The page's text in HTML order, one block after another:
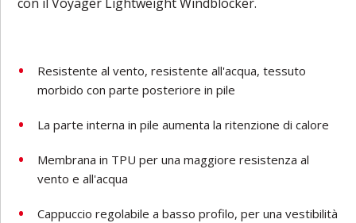
Resistente al vento, resistente all'acqua, tessuto
morbido con parte posteriore in pile
La parte interna in pile aumenta la ritenzione di calore
Membrana in TPU per una maggiore resistenza al
vento e all'acqua
Cappuccio regolabile a basso profilo, per una vestibilità